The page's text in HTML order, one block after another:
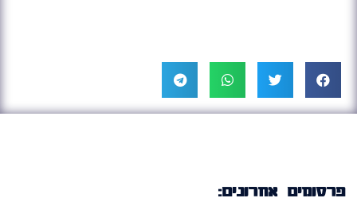
פרסומים אחרונים: